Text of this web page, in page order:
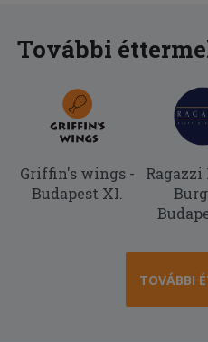
További
Griffin's wings -
Budapest XI.
Ragazzi
TOVÁBBI